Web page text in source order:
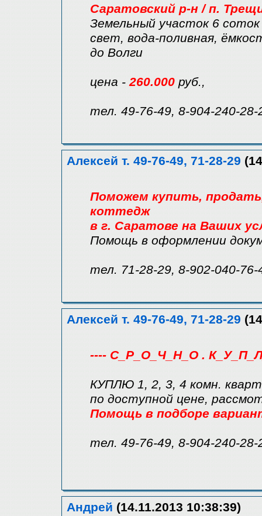
Саратовский р-н / п.
Земельный участок 6
свет, вода-поливная,
до Волги
цена -260.000 руб.,
тел. 49-76-49, 8-904-240-28-
Алексей т. 49-76-49, 71-28-29
Поможем купить,
коттедж
в г. Саратове на Ваших
Помощь в оформлении
тел. 71-28-29, 8-902-040-76-
Алексей т. 49-76-49, 71-28-29
---- С_Р_О_Ч_Н_О .
КУПЛЮ 1, 2, 3, 4 комн.
по доступной цене,
Помощь в подборе
тел. 49-76-49, 8-904-240-28-
Андрей (14.11.2013 10:38:39)